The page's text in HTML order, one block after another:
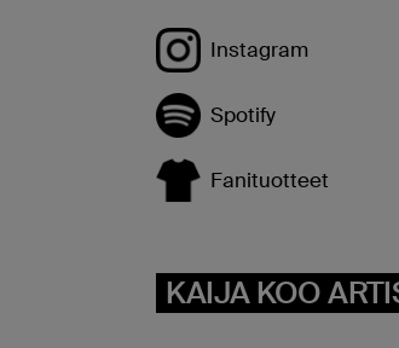
Instagram
Spotify
Fanituotteet
KAIJA KOO